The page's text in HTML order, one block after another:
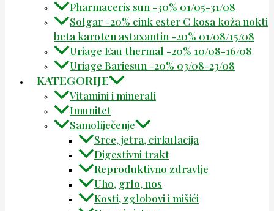
Pharmaceris sun -30% 01/05-31/08
Solgar -20% cink ester C kosa koža nokti
beta karoten astaxantin -20% 01/08/15/08
Uriage Eau thermal -20% 10/08-16/08
Uriage Bariesun -20% 03/08-23/08
KATEGORIJE
Vitamini i minerali
Imunitet
Samoliječenje
Srce, jetra, cirkulacija
Digestivni trakt
Reproduktivno zdravlje
Uho, grlo, nos
Kosti, zglobovi i mišići